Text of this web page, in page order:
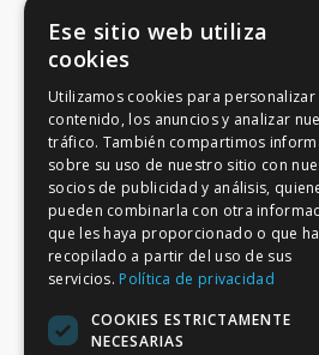
Ese sitio web utiliza
cookies
Utilizamos cookies para personalizar
contenido, los anuncios y analizar
tráfico. También compartimos
sobre su uso de nuestro sitio con
socios de publicidad y análisis,
pueden combinarla con otra
que les haya proporcionado o que
recopilado a partir del uso de sus
servicios. Política de privacidad
COOKIES ESTRICTAMENTE
NECESARIAS